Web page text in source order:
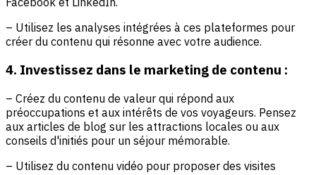
– Utilisez les analyses intégrées à ces plateformes pour
créer du contenu qui résonne avec votre audience.
4. Investissez dans le marketing de contenu :
– Créez du contenu de valeur qui répond aux
préoccupations et aux intérêts de vos voyageurs. Pensez
aux articles de blog sur les attractions locales ou aux
conseils d'initiés pour un séjour mémorable.
– Utilisez du contenu vidéo pour proposer des visites